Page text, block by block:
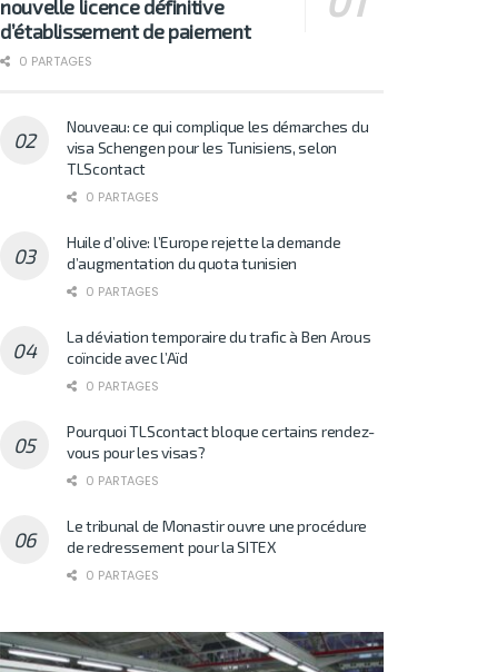
nouvelle licence définitive
d’établissement de paiement
0 PARTAGES
Nouveau: ce qui complique les démarches du
visa Schengen pour les Tunisiens, selon
TLScontact
0 PARTAGES
Huile d’olive: l’Europe rejette la demande
d’augmentation du quota tunisien
0 PARTAGES
La déviation temporaire du trafic à Ben Arous
coïncide avec l’Aïd
0 PARTAGES
Pourquoi TLScontact bloque certains rendez-
vous pour les visas?
0 PARTAGES
Le tribunal de Monastir ouvre une procédure
de redressement pour la SITEX
0 PARTAGES